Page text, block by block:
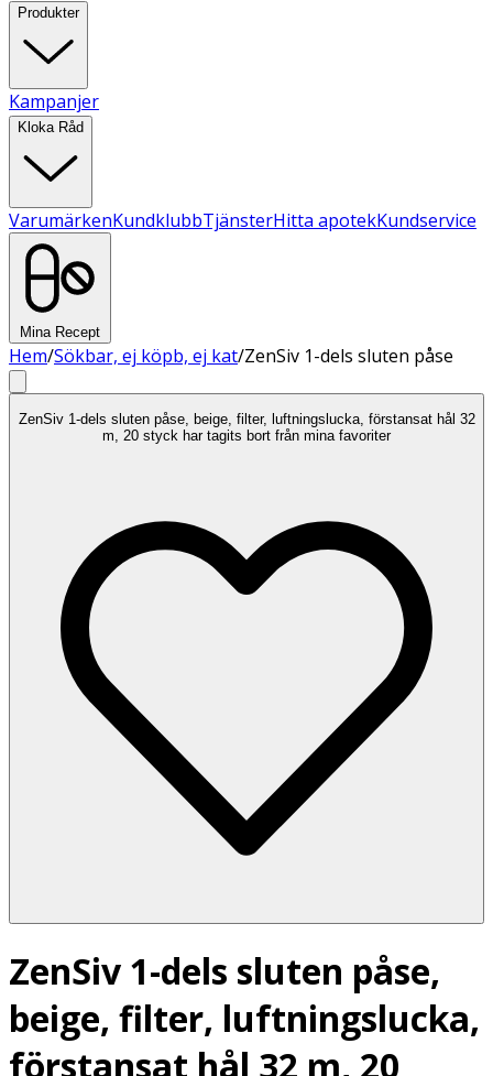
Produkter
Kampanjer
Kloka Råd
VarumärkenKundklubbTjänsterHitta apotekKundservice
Mina Recept
Hem/Sökbar, ej köpb, ej kat/ZenSiv 1-dels sluten påse
ZenSiv 1-dels sluten påse, beige, filter, luftningslucka, förstansat hål 32
m, 20 styck har tagits bort från mina favoriter
ZenSiv 1-dels sluten påse,
beige, filter, luftningslucka,
förstansat hål 32 m, 20